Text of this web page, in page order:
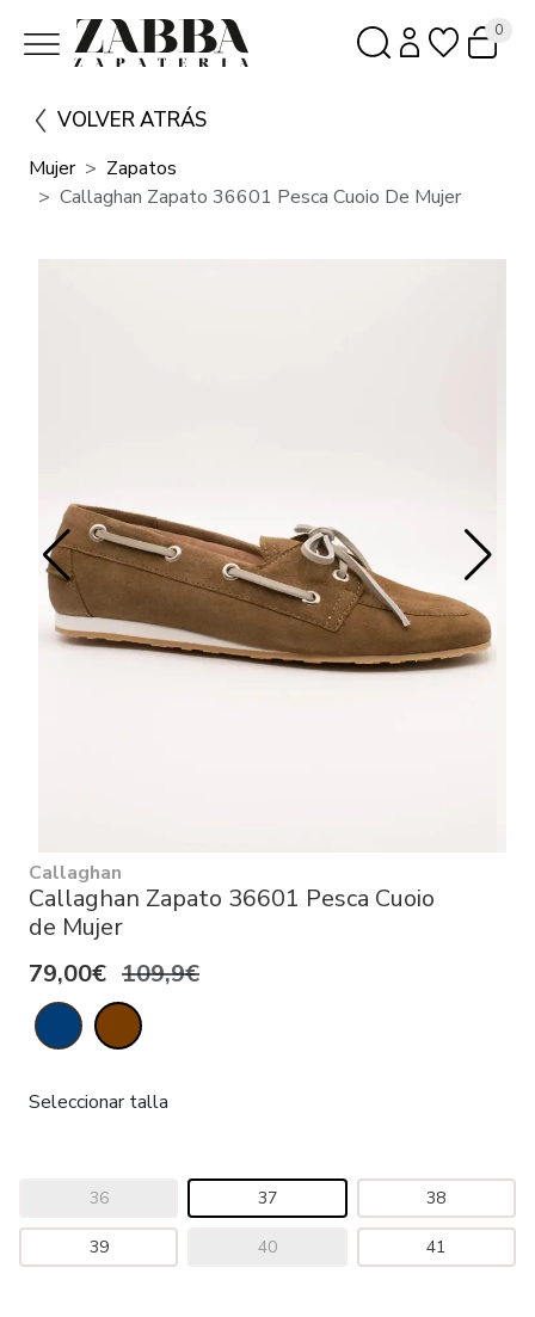
0
VOLVER ATRÁS
Mujer
Zapatos
Callaghan Zapato 36601 Pesca Cuoio De Mujer
Callaghan
Callaghan Zapato 36601 Pesca Cuoio
de Mujer
79,00€ 109,9€
Seleccionar talla
36 37 38
39 40 41